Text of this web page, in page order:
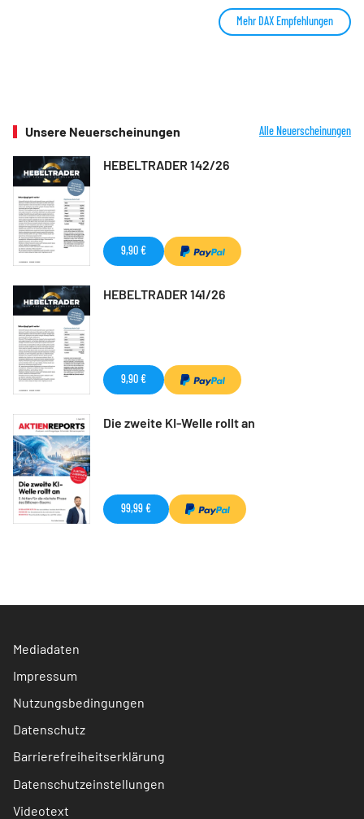
Mehr DAX Empfehlungen
Unsere Neuerscheinungen Alle Neuerscheinungen
HEBELTRADER 142/26
9,90 €
HEBELTRADER 141/26
9,90 €
Die zweite KI-Welle rollt an
99,99 €
Mediadaten
Impressum
Nutzungsbedingungen
Datenschutz
Barrierefreiheitserklärung
Datenschutzeinstellungen
Videotext